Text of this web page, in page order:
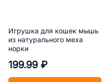
Игрушка для кошек мышь
из натурального меха
норки
199.99 ₽